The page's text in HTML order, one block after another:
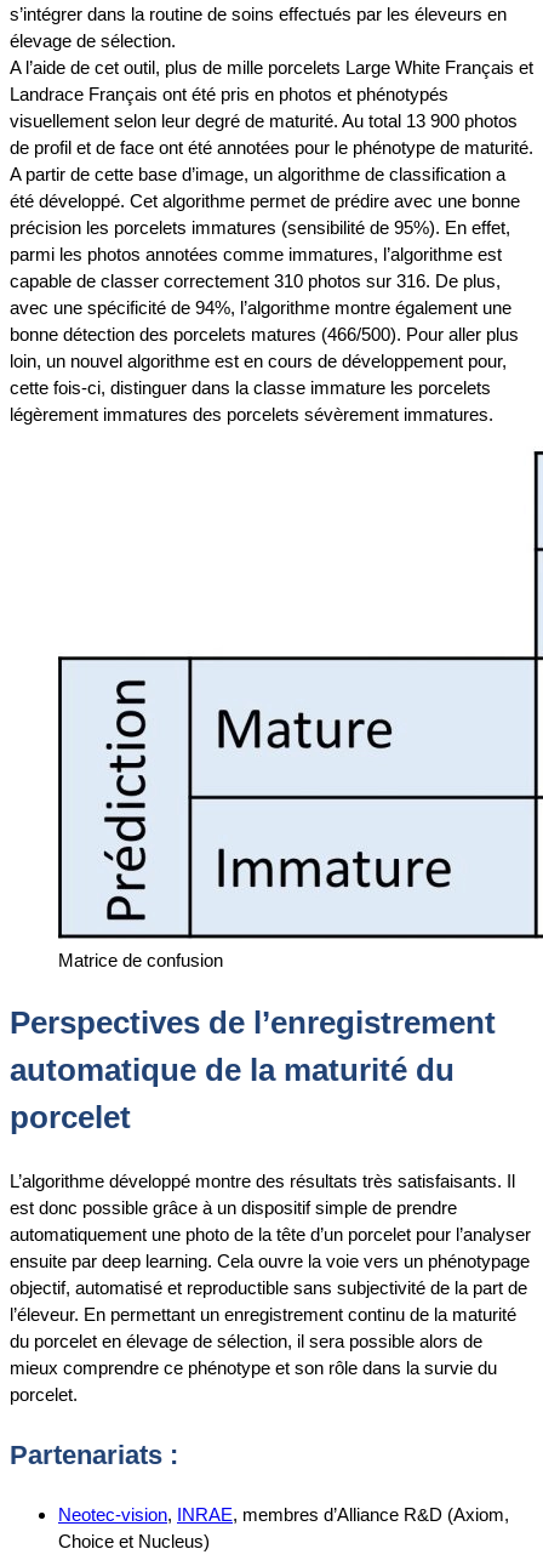
s’intégrer dans la routine de soins effectués par les éleveurs en
élevage de sélection.
A l’aide de cet outil, plus de mille porcelets Large White Français et
Landrace Français ont été pris en photos et phénotypés
visuellement selon leur degré de maturité. Au total 13 900 photos
de profil et de face ont été annotées pour le phénotype de maturité.
A partir de cette base d’image, un algorithme de classification a
été développé. Cet algorithme permet de prédire avec une bonne
précision les porcelets immatures (sensibilité de 95%). En effet,
parmi les photos annotées comme immatures, l’algorithme est
capable de classer correctement 310 photos sur 316. De plus,
avec une spécificité de 94%, l’algorithme montre également une
bonne détection des porcelets matures (466/500). Pour aller plus
loin, un nouvel algorithme est en cours de développement pour,
cette fois-ci, distinguer dans la classe immature les porcelets
légèrement immatures des porcelets sévèrement immatures.
Matrice de confusion
Perspectives de l’enregistrement
automatique de la maturité du
porcelet
L’algorithme développé montre des résultats très satisfaisants. Il
est donc possible grâce à un dispositif simple de prendre
automatiquement une photo de la tête d’un porcelet pour l’analyser
ensuite par deep learning. Cela ouvre la voie vers un phénotypage
objectif, automatisé et reproductible sans subjectivité de la part de
l’éleveur. En permettant un enregistrement continu de la maturité
du porcelet en élevage de sélection, il sera possible alors de
mieux comprendre ce phénotype et son rôle dans la survie du
porcelet.
Partenariats :
Neotec-vision, INRAE, membres d’Alliance R&D (Axiom,
Choice et Nucleus)